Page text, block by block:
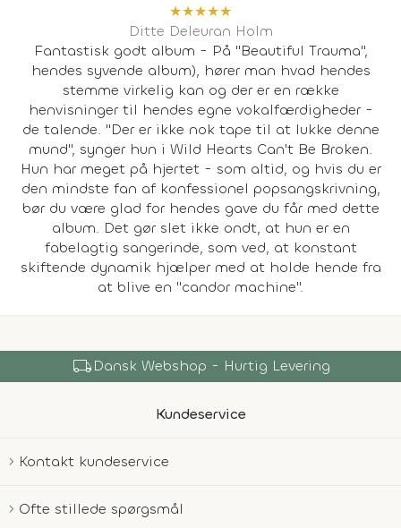
★★★★★
Ditte Deleuran Holm
Fantastisk godt album - På "Beautiful Trauma",
hendes syvende album), hører man hvad hendes
stemme virkelig kan og der er en række
henvisninger til hendes egne vokalfærdigheder -
de talende. "Der er ikke nok tape til at lukke denne
mund", synger hun i Wild Hearts Can't Be Broken.
Hun har meget på hjertet - som altid, og hvis du er
den mindste fan af konfessionel popsangskrivning,
bør du være glad for hendes gave du får med dette
album. Det gør slet ikke ondt, at hun er en
fabelagtig sangerinde, som ved, at konstant
skiftende dynamik hjælper med at holde hende fra
at blive en "candor machine".
local_shippingDansk Webshop - Hurtig Levering
Kundeservice
Kontakt kundeservice
Ofte stillede spørgsmål